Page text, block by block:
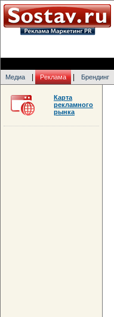
Медиа Реклама Брендинг
Карта
рекламного
рынка